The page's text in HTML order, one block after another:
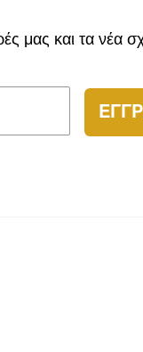
μας και τα νέα